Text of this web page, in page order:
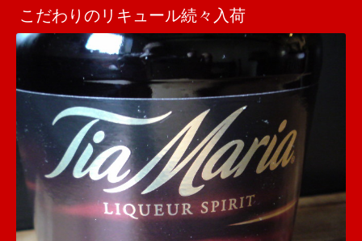
こだわりのリキュール続々入荷